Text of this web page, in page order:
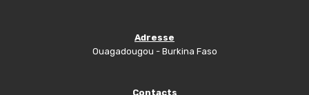
Adresse
Ouagadougou - Burkina Faso
Contacts